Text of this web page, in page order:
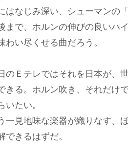
なじみ深い、シューマンの
で、ホルンの伸びの良いハ
わい尽くせる曲だろう。
Ｅテレではそれを日本が、
きる。ホルン吹き、それだけ
いたい。
見地味な楽器が織りなす、
できるはずだ。